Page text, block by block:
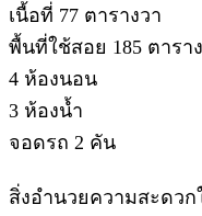
เนื้อที่ 77 ตารางวา
พื้นที่ใช้สอย 185 ตารา
4 ห้องนอน
3 ห้องน้ำ
จอดรถ 2 คัน
สิ่งอำนวยความสะดวก